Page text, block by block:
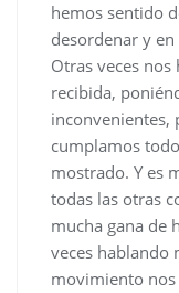
hemos sentido
desordenar y
Otras veces
recibida,
inconvenientes,
cumplamos
mostrado. Y es
todas las otras
mucha gana de
veces hablando
movimiento nos